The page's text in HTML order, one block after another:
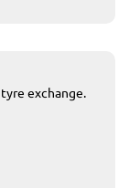
exchange.